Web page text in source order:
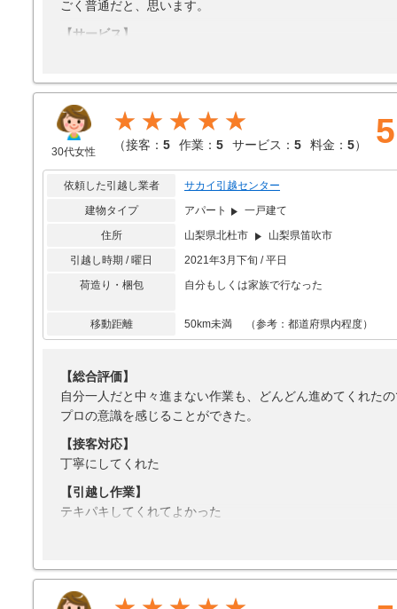
ごく普通だと、思います。
【サービス】
【料金】
30代女性
★★★★★
（接客： 5 作業： 5 サービス： 5 料金： 5） 5
依頼した引越し業者
サカイ引越センター
建物タイプ
アパート
一戸建て
住所
山梨県北杜市
山梨県笛吹市
引越し時期 / 曜日
2021年3月下旬 / 平日
荷造り・梱包
自分もしくは家族で行なった
移動距離 50km未満 （参考：都道府県内程度）
【総合評価】
自分一人だと中々進まない作業も、どんどん進めてくれた
プロの意識を感じることができた。
【接客対応】
丁寧にしてくれた
【引越し作業】
テキパキしてくれてよかった